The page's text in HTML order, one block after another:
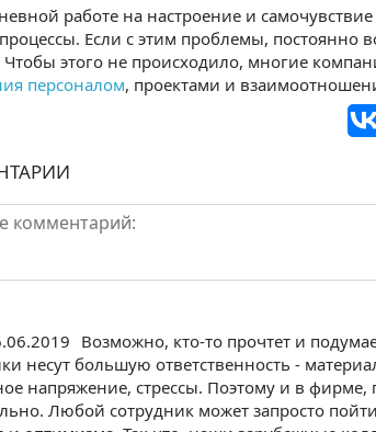
работе на настроение и
Если с этим проблемы, постоянно
Чтобы этого не происходило, многие
персоналом, проектами и
Возможно, кто-то прочтет и
несут большую ответственность -
напряжение, стрессы. Поэтому и в фирме,
Любой сотрудник может запросто